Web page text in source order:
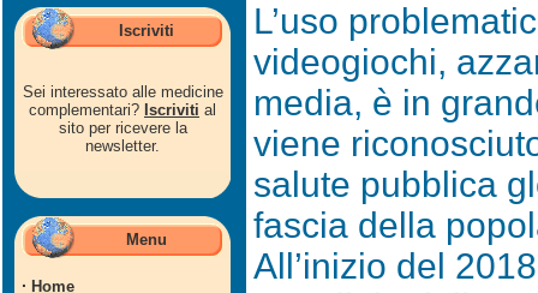
Iscriviti
Sei interessato alle medicine
complementari? Iscriviti al
sito per ricevere la
newsletter.
Menu
· Home
L’uso
videogiochi,
media, è in
viene
salute pubblica
fascia della
All’inizio del